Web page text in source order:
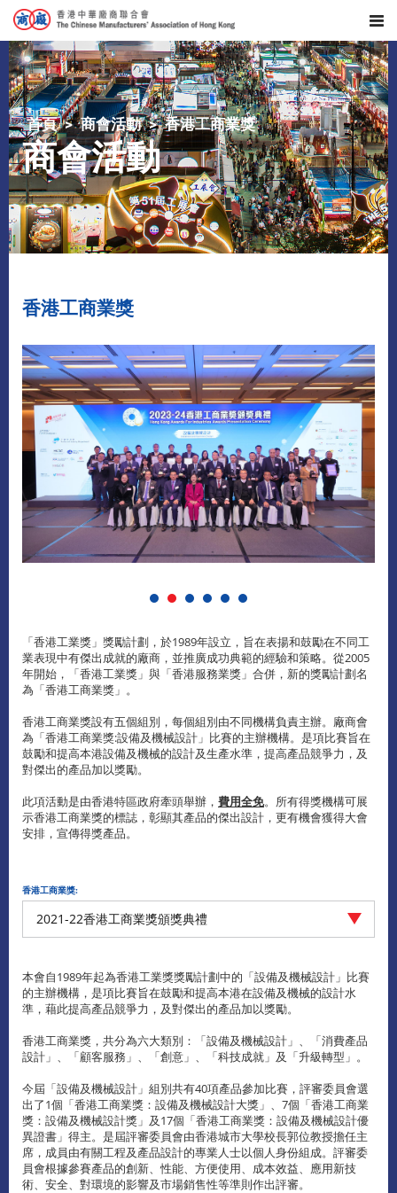
首頁 商會活動 香港工商業獎
商會活動
香港工商業獎
「香港工業獎」獎勵計劃，於1989年設立，旨在表揚和鼓勵在不同工
業表現中有傑出成就的廠商，並推廣成功典範的經驗和策略。從2005
年開始，「香港工業獎」與「香港服務業獎」合併，新的獎勵計劃名
為「香港工商業獎」。
香港工商業獎設有五個組別，每個組別由不同機構負責主辦。廠商會
為「香港工商業獎:設備及機械設計」比賽的主辦機構。是項比賽旨在
鼓勵和提高本港設備及機械的設計及生產水準，提高產品競爭力，及
對傑出的產品加以獎勵。
此項活動是由香港特區政府牽頭舉辦， 費用全免。所有得獎機構可展
示香港工商業獎的標誌，彰顯其產品的傑出設計，更有機會獲得大會
安排，宣傳得獎產品。
香港工商業獎:
2021-22香港工商業獎頒獎典禮
本會自1989年起為香港工業獎獎勵計劃中的「設備及機械設計」比賽
的主辦機構，是項比賽旨在鼓勵和提高本港在設備及機械的設計水
準，藉此提高產品競爭力，及對傑出的產品加以獎勵。
香港工商業獎，共分為六大類別：「設備及機械設計」、「消費產品
設計」、「顧客服務」、「創意」、「科技成就」及「升級轉型」。
今屆「設備及機械設計」組別共有40項產品參加比賽，評審委員會選
出了1個「香港工商業獎：設備及機械設計大獎」、7個「香港工商業
獎：設備及機械設計獎」及17個「香港工商業獎：設備及機械設計優
異證書」得主。是屆評審委員會由香港城市大學校長郭位教授擔任主
席，成員由有關工程及產品設計的專業人士以個人身份組成。評審委
員會根據參賽產品的創新、性能、方便使用、成本效益、應用新技
術、安全、對環境的影響及市場銷售性等準則作出評審。